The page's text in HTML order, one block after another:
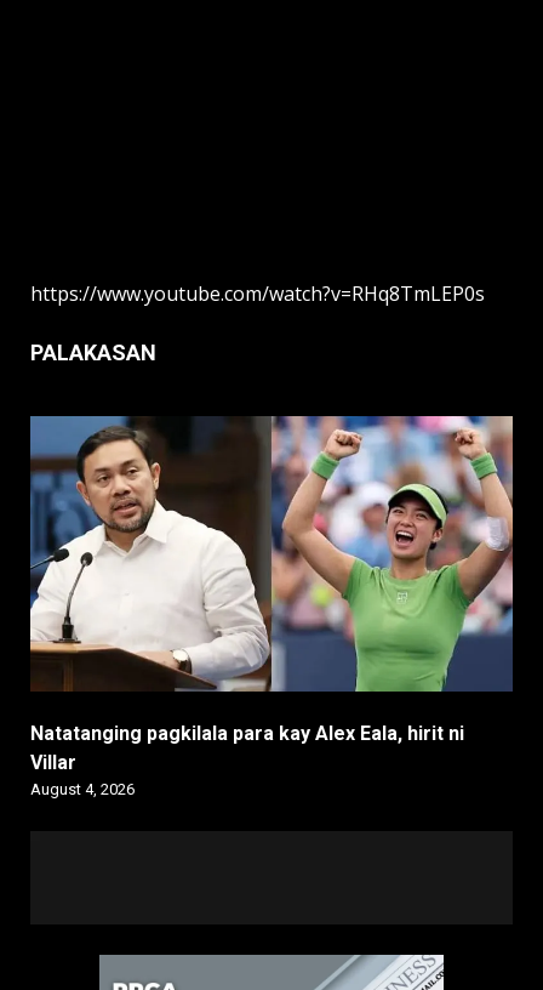
https://www.youtube.com/watch?v=RHq8TmLEP0s
PALAKASAN
Natatanging pagkilala para kay Alex Eala, hirit ni
Villar
August 4, 2026